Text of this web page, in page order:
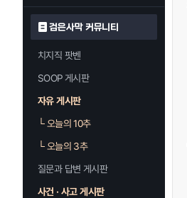
검은사막 커뮤니티
치지직 팟벤
SOOP 게시판
자유 게시판
└오늘의 10추
└오늘의 3추
질문과 답변 게시판
사건 · 사고 게시판